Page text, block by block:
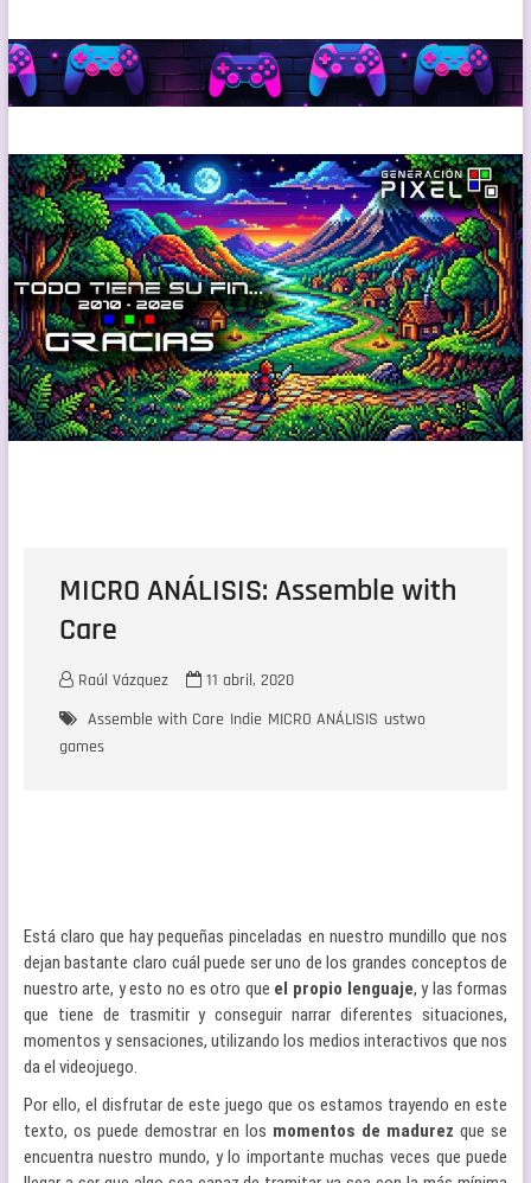
MICRO ANÁLISIS: Assemble with
Care
Raúl Vázquez
11 abril, 2020
Assemble with Care Indie MICRO ANÁLISIS ustwo
games
Está claro que hay pequeñas pinceladas en nuestro mundillo que nos
dejan bastante claro cuál puede ser uno de los grandes conceptos de
nuestro arte, y esto no es otro que el propio lenguaje, y las formas
que tiene de trasmitir y conseguir narrar diferentes situaciones,
momentos y sensaciones, utilizando los medios interactivos que nos
da el videojuego.
Por ello, el disfrutar de este juego que os estamos trayendo en este
texto, os puede demostrar en los momentos de madurez que se
encuentra nuestro mundo, y lo importante muchas veces que puede